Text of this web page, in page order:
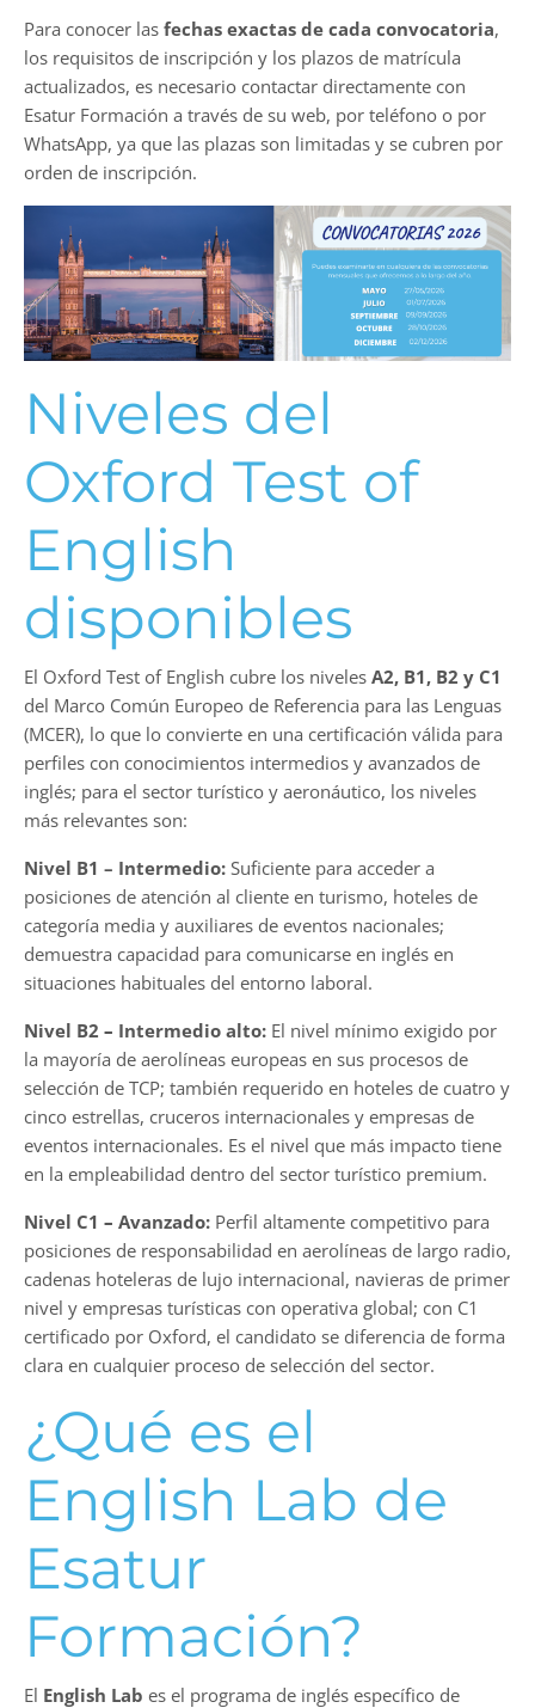
Para conocer las fechas exactas de cada convocatoria,
los requisitos de inscripción y los plazos de matrícula
actualizados, es necesario contactar directamente con
Esatur Formación a través de su web, por teléfono o por
WhatsApp, ya que las plazas son limitadas y se cubren por
orden de inscripción.
Niveles del
Oxford Test of
English
disponibles
El Oxford Test of English cubre los niveles A2, B1, B2 y C1
del Marco Común Europeo de Referencia para las Lenguas
(MCER), lo que lo convierte en una certificación válida para
perfiles con conocimientos intermedios y avanzados de
inglés; para el sector turístico y aeronáutico, los niveles
más relevantes son:
Nivel B1 – Intermedio: Suficiente para acceder a
posiciones de atención al cliente en turismo, hoteles de
categoría media y auxiliares de eventos nacionales;
demuestra capacidad para comunicarse en inglés en
situaciones habituales del entorno laboral.
Nivel B2 – Intermedio alto: El nivel mínimo exigido por
la mayoría de aerolíneas europeas en sus procesos de
selección de TCP; también requerido en hoteles de cuatro y
cinco estrellas, cruceros internacionales y empresas de
eventos internacionales. Es el nivel que más impacto tiene
en la empleabilidad dentro del sector turístico premium.
Nivel C1 – Avanzado: Perfil altamente competitivo para
posiciones de responsabilidad en aerolíneas de largo radio,
cadenas hoteleras de lujo internacional, navieras de primer
nivel y empresas turísticas con operativa global; con C1
certificado por Oxford, el candidato se diferencia de forma
clara en cualquier proceso de selección del sector.
¿Qué es el
English Lab de
Esatur
Formación?
El English Lab es el programa de inglés específico de